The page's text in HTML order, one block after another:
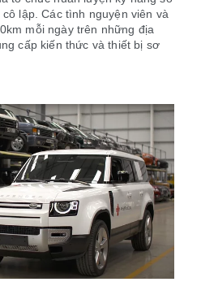
lập. Các tình nguyện viên và
mỗi ngày trên những địa
cấp kiến thức và thiết bị sơ